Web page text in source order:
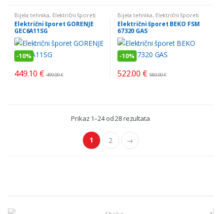
Bijela tehnika, Električni šporeti
Električni šporet GORENJE
GEC6A11SG
-10%
449.10 € 499.00€
Bijela tehnika, Električni šporeti
Električni šporet BEKO FSM
67320 GAS
-10%
522.00 € 580.00€
Prikaz 1–24 od 28 rezultataSorted
1 2 →
Brands Carousel